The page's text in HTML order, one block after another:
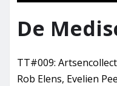
De
TT#009:
Rob Elens, Evelien